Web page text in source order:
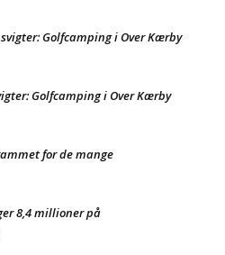
Golfcamping i Over Kærby
Golfcamping i Over Kærby
for de mange
8,4 millioner på